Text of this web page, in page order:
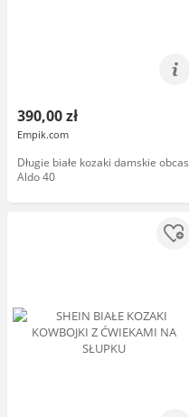
390,00 zł
Empik.com
Długie białe kozaki damskie obcas
Aldo 40